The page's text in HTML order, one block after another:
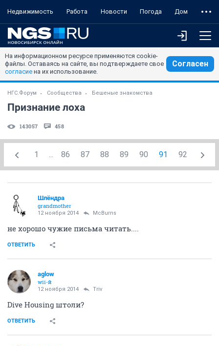
Недвижимость Работа Новости Погода Дом
На информационном ресурсе применяются cookie-
файлы. Оставаясь на сайте, вы подтверждаете свое
согласие на их использование.
Согласен
НГС.Форум Сообщества Бешеные знакомства
Признание лоха
143057 458
1 ... 86 87 88 89 90 91 92
Шлёндра
grandmother
12 ноября 2014 McBurns
не хорошо чужие письма читать....
ОТВЕТИТЬ
aglow
wii-й
12 ноября 2014 Triv
Dive Housing штоли?
ОТВЕТИТЬ